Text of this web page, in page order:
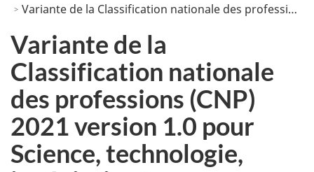
Variante de la Classification nationale des professions (CNP) 2021 version 1.0 pour Science, technologie, ingénierie et mathématiques (STIM)
Variante de la
Classification nationale
des professions (CNP)
2021 version 1.0 pour
Science, technologie,